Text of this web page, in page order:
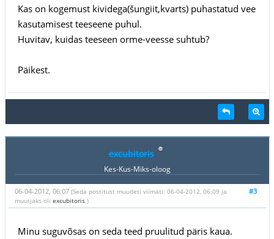
Kas on kogemust kividega(šungiit,kvarts) puhastatud vee
kasutamisest teeseene puhul.
Huvitav, kuidas teeseen orme-veesse suhtub?
Päikest.
excubitoris
Kes-Kus-Miks-oloog
#3
06-04-2012, 06:07 (Seda postitust muudeti viimati: 06-04-2012, 06:09 ja
muutjaks oli excubitoris.)
Minu suguvõsas on seda teed pruulitud päris kaua.